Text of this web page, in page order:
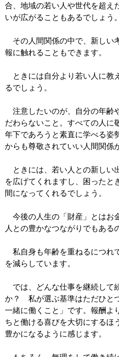
合、地域の若い人や世代を超え
いが広がることもあるでしょう。
その人間関係の中で、新しい
報に触れることもできます。
ときには自分より若い人に教
るでしょう。
注意したいのが、自分の年齢
だわらないこと。すべての人に
年下であろうと素直に学べる姿
からも尊敬されていい人間関係
ときには、若い人との新しい
を広げてくれますし、困ったと
間になってくれるでしょう。
今後の人生の「財産」とはお
人との豊かなつながりでもある
私自身も年齢を重ねるにつれ
を減らしています。
では、どんな仕事を継続して
か？ 私が選ぶ基準はただひと
一緒に働くこと」です。報酬よ
ちと働ける喜びを大切にするほ
豊かになるように感じます。